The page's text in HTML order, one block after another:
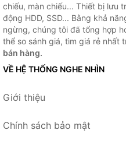
chiếu, màn chiếu... Thiết bị lưu
động HDD, SSD... Bằng khả
ngừng, chúng tôi đã tổng hợp
thể so sánh giá, tìm giá rẻ nhất
bán hàng.
VỀ HỆ THỐNG NGHE NHÌN
Giới thiệu
Chính sách bảo mật